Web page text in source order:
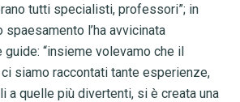
tutti specialisti, professori”; in
l’ha avvicinata
guide: “insieme volevamo che il
siamo raccontati tante esperienze,
a quelle più divertenti, si è creata una